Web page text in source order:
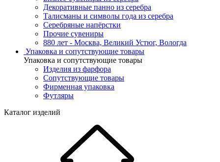
Декоративные панно из серебра
Талисманы и символы года из серебра
Серебряные напёрстки
Прочие сувениры
880 лет - Москва, Великий Устюг, Вологда
Упаковка и сопутствующие товары
Упаковка и сопутствующие товары
Изделия из фарфора
Сопутствующие товары
Фирменная упаковка
Футляры
Каталог изделий